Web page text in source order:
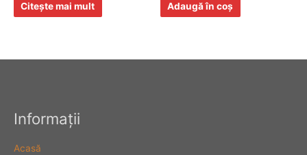
Citește mai mult Adaugă în coș
Informaţii
Acasă